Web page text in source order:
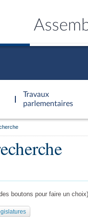
Travaux
parlementaires
boutons pour faire un choix)